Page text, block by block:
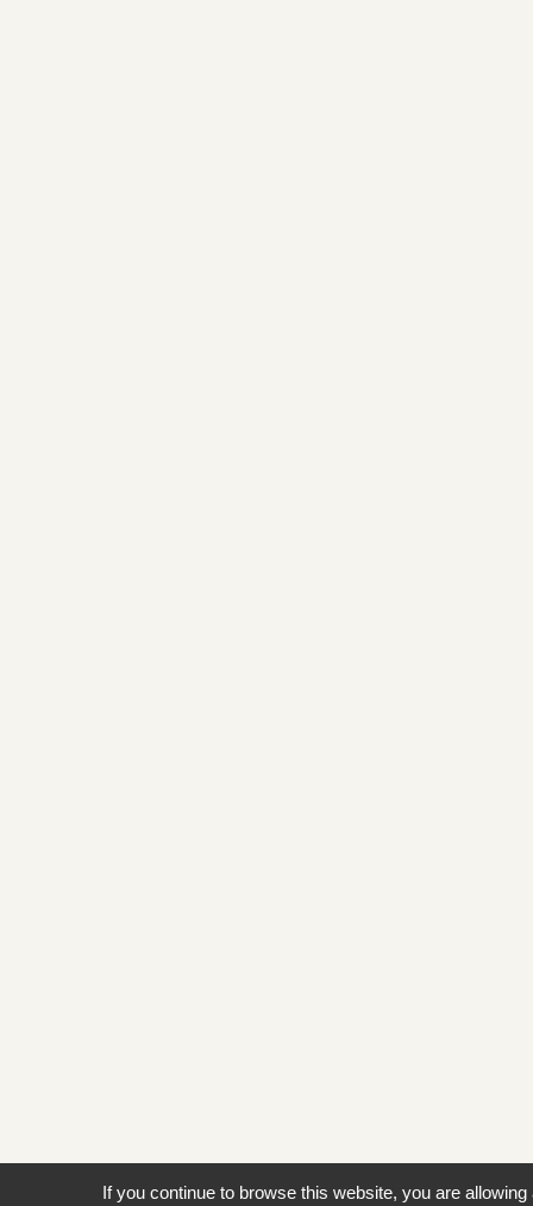
If you continue to browse this website, you are